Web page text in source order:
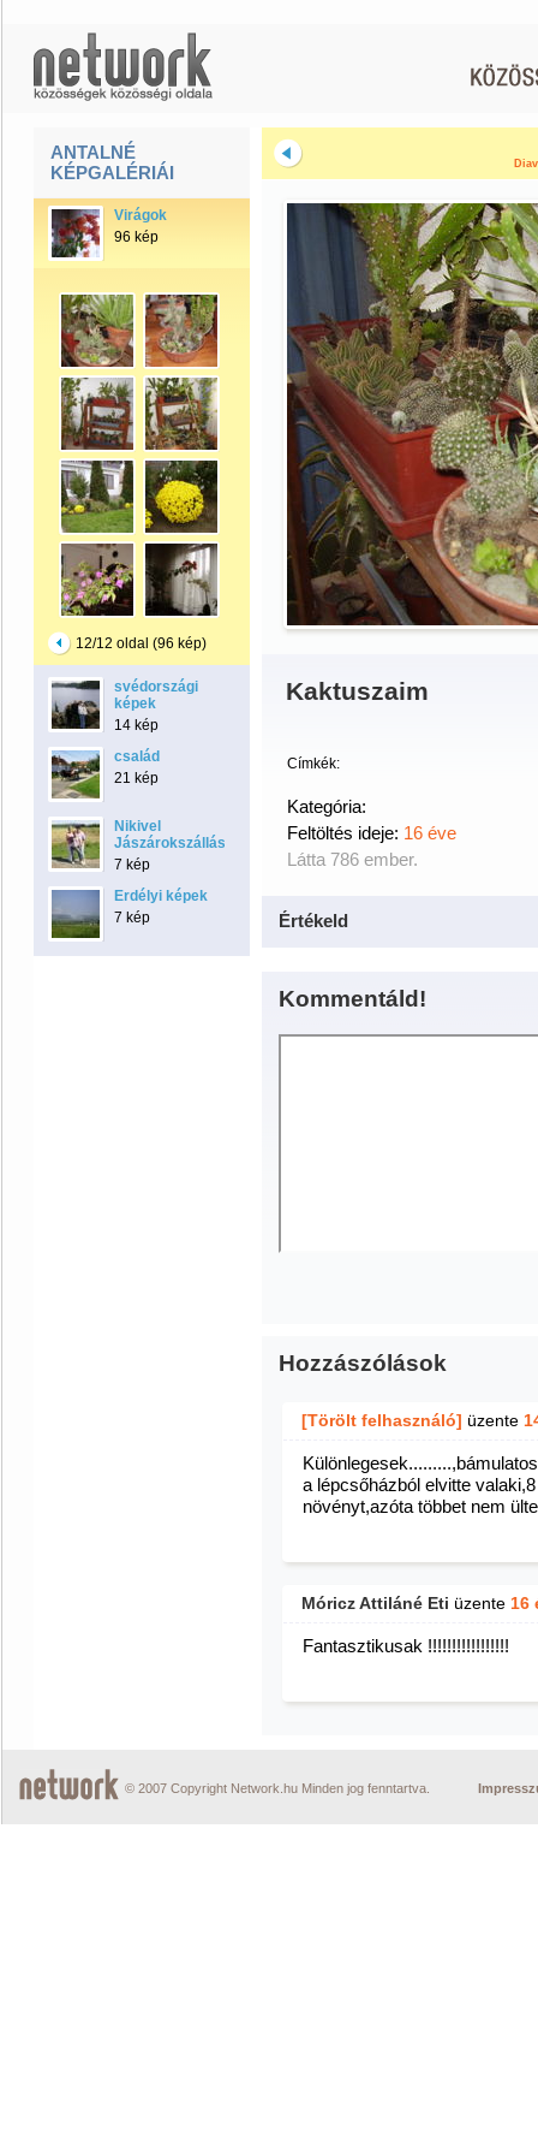
ANTALNÉ
KÉPGALÉRIÁI
Virágok
96 kép
12/12 oldal (96 kép)
svédországi
képek
14 kép
család
21 kép
Nikivel
Jászárokszálláson
7 kép
Erdélyi képek
7 kép
Kaktuszaim
Címkék:
Kategória:
Feltöltés ideje: 16 éve
Látta 786 ember.
Értékeld
Kommentáld!
Hozzászólások
[Törölt felhasználó] üzente
a lépcsőházból elvitte
növényt,azóta többet nem
Móricz Attiláné Eti üzente 16
Fantasztikusak !!!!!!!!!!!!!!!!!
© 2007 Copyright Network.hu Minden jog fenntartva.